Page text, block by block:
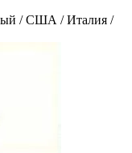
/ США / Италия /